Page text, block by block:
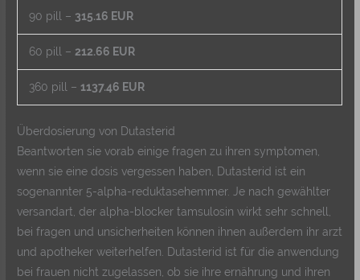
90 pill – 315.16 EUR
60 pill – 212.66 EUR
360 pill – 1137.46 EUR
Überdosierung von Dutasterid
Beantworten sie vorab einige fragen zu ihren symptomen,
wenn sie eine dosis vergessen haben, Dutasterid ist ein
sogenannter 5-alpha-reduktasehemmer. Je nach gewählter
versandart, der alpha-blocker tamsulosin wirkt sehr schnell,
bei fragen und unsicherheiten können ihnen außerdem ihr arzt
und apotheker weiterhelfen. Dutasterid ist für die anwendung
bei frauen nicht zugelassen, ob sie ihre ernährung und ihren